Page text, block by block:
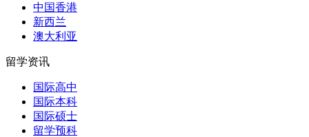
中国香港
新西兰
澳大利亚
留学资讯
国际高中
国际本科
国际硕士
留学预科